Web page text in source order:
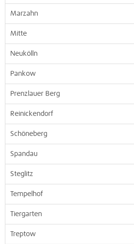
Marzahn
Mitte
Neukölln
Pankow
Prenzlauer Berg
Reinickendorf
Schöneberg
Spandau
Steglitz
Tempelhof
Tiergarten
Treptow